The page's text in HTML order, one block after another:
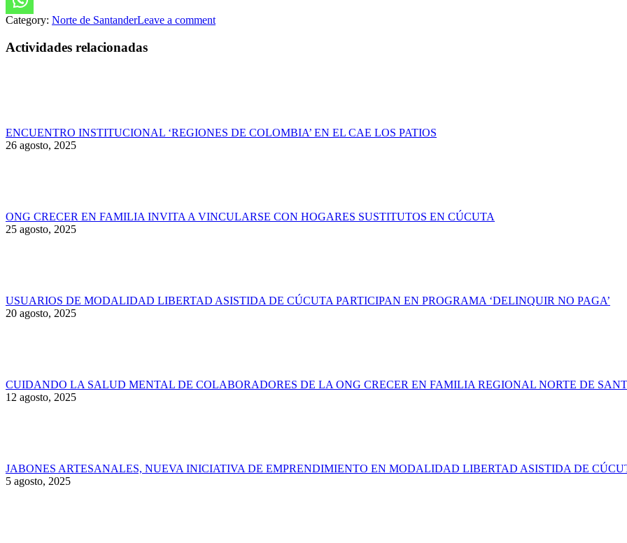
Category: Norte de SantanderLeave a comment
Actividades relacionadas
ENCUENTRO INSTITUCIONAL ‘REGIONES DE COLOMBIA’ EN EL CAE LOS PATIOS
26 agosto, 2025
ONG CRECER EN FAMILIA INVITA A VINCULARSE CON HOGARES SUSTITUTOS EN CÚCUTA
25 agosto, 2025
USUARIOS DE MODALIDAD LIBERTAD ASISTIDA DE CÚCUTA PARTICIPAN EN PROGRAMA ‘DELINQUIR NO PAGA’
20 agosto, 2025
CUIDANDO LA SALUD MENTAL DE COLABORADORES DE LA ONG CRECER EN FAMILIA REGIONAL NORTE DE
12 agosto, 2025
JABONES ARTESANALES, NUEVA INICIATIVA DE EMPRENDIMIENTO EN MODALIDAD LIBERTAD ASISTIDA DE
5 agosto, 2025